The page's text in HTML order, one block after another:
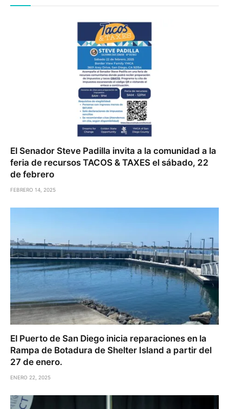
El Senador Steve Padilla invita a la comunidad a la
feria de recursos TACOS & TAXES el sábado, 22
de febrero
FEBRERO 14, 2025
El Puerto de San Diego inicia reparaciones en la
Rampa de Botadura de Shelter Island a partir del
27 de enero.
ENERO 22, 2025